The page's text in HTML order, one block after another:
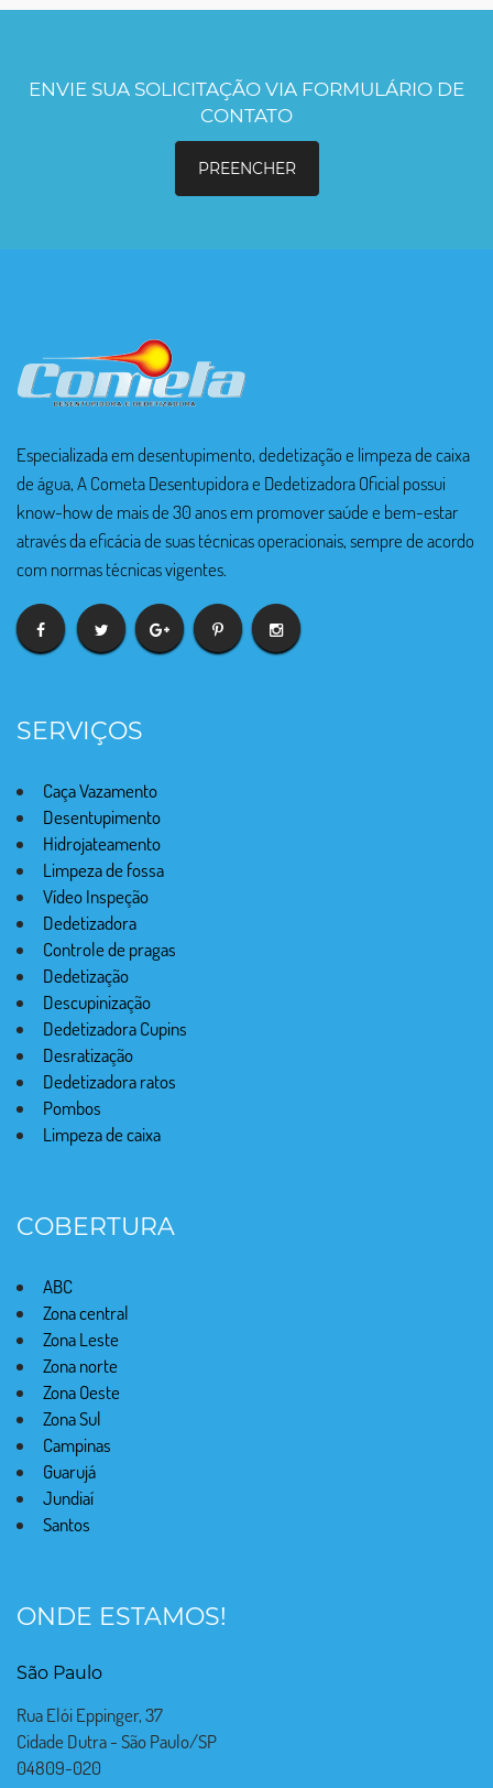
ENVIE SUA SOLICITAÇÃO VIA FORMULÁRIO DE
CONTATO
PREENCHER
Especializada em desentupimento, dedetização e limpeza de caixa
de água, A Cometa Desentupidora e Dedetizadora Oficial possui
know-how de mais de 30 anos em promover saúde e bem-estar
através da eficácia de suas técnicas operacionais, sempre de acordo
com normas técnicas vigentes.
SERVIÇOS
Caça Vazamento
Desentupimento
Hidrojateamento
Limpeza de fossa
Vídeo Inspeção
Dedetizadora
Controle de pragas
Dedetização
Descupinização
Dedetizadora Cupins
Desratização
Dedetizadora ratos
Pombos
Limpeza de caixa
COBERTURA
ABC
Zona central
Zona Leste
Zona norte
Zona Oeste
Zona Sul
Campinas
Guarujá
Jundiaí
Santos
ONDE ESTAMOS!
São Paulo
Rua Elói Eppinger, 37
Cidade Dutra - São Paulo/SP
04809-020